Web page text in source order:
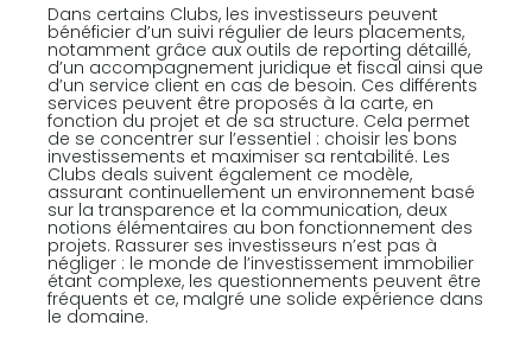
Dans certains Clubs, les investisseurs peuvent
bénéficier d’un suivi régulier de leurs placements,
notamment grâce aux outils de reporting détaillé,
d’un accompagnement juridique et fiscal ainsi que
d’un service client en cas de besoin. Ces différents
services peuvent être proposés à la carte, en
fonction du projet et de sa structure. Cela permet
de se concentrer sur l’essentiel : choisir les bons
investissements et maximiser sa rentabilité. Les
Clubs deals suivent également ce modèle,
assurant continuellement un environnement basé
sur la transparence et la communication, deux
notions élémentaires au bon fonctionnement des
projets. Rassurer ses investisseurs n’est pas à
négliger : le monde de l’investissement immobilier
étant complexe, les questionnements peuvent être
fréquents et ce, malgré une solide expérience dans
le domaine.